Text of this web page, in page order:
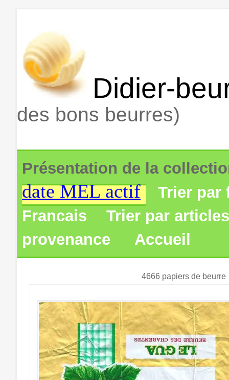
Didier-
des bons beurres)
Présentation de la
date MEL actif
Trier par
Francais
Trier par
provenance
Accueil
4666 papiers de beurre